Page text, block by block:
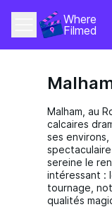
Where
Filmed
Malham, au
calcaires
ses
sereine le
intéressant :
tournage,
qualités